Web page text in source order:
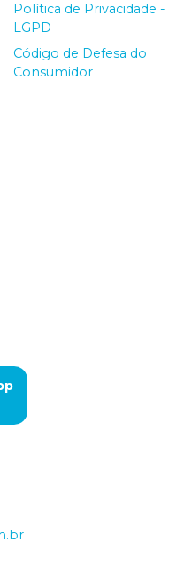
Política de Privacidade -
LGPD
Código de Defesa do
Consumidor